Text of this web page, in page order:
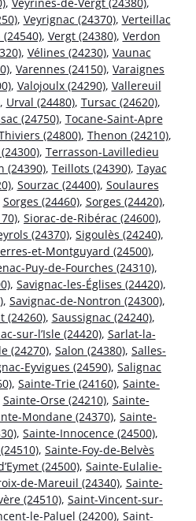
, Veyrignac (24370), Verteillac
, Vergt (24380), Verdon
, Vélines (24230), Vaunac
, Varennes (24150), Varaignes
, Valojoulx (24290), Vallereuil
, Urval (24480), Tursac (24620),
(24750), Tocane-Saint-Apre
(24800), Thenon (24210),
, Terrasson-Lavilledieu
(24390), Teillots (24390), Tayac
, Sourzac (24400), Soulaures
Sorges (24460), Sorges (24420),
, Siorac-de-Ribérac (24600),
(24370), Sigoulès (24240),
et-Montguyard (24500),
Puy-de-Fourches (24310),
, Savignac-les-Églises (24420),
, Savignac-de-Nontron (24300),
(24260), Saussignac (24240),
sur-l’Isle (24420), Sarlat-la-
(24270), Salon (24380), Salles-
Eyvigues (24590), Salignac
, Sainte-Trie (24160), Sainte-
Sainte-Orse (24210), Sainte-
Mondane (24370), Sainte-
, Sainte-Innocence (24500),
, Sainte-Foy-de-Belvès
(24500), Sainte-Eulalie-
de-Mareuil (24340), Sainte-
(24510), Saint-Vincent-sur-
le-Paluel (24200), Saint-